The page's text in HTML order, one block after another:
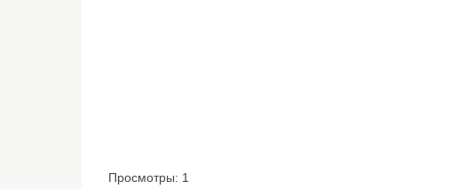
Просмотры: 1